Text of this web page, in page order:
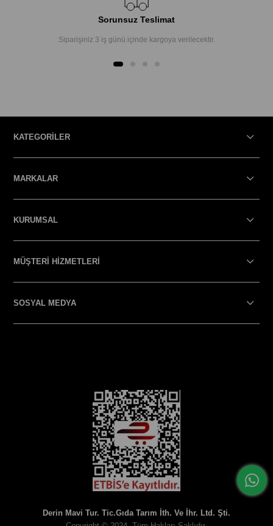
Sorunsuz Teslimat
Siparişiniz 3 iş günü içinde kargoya verilecektir.
KATEGORİLER
MARKALAR
KURUMSAL
MÜŞTERİ HİZMETLERİ
SOSYAL MEDYA
Derin Mavi Tur. Tic.Gıda Tarım İth. Ve İhr. Ltd. Şti.